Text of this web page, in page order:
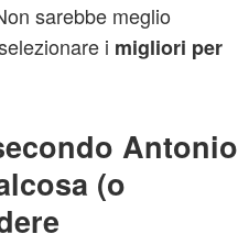
sarebbe meglio
i migliori per
Antonio
(o